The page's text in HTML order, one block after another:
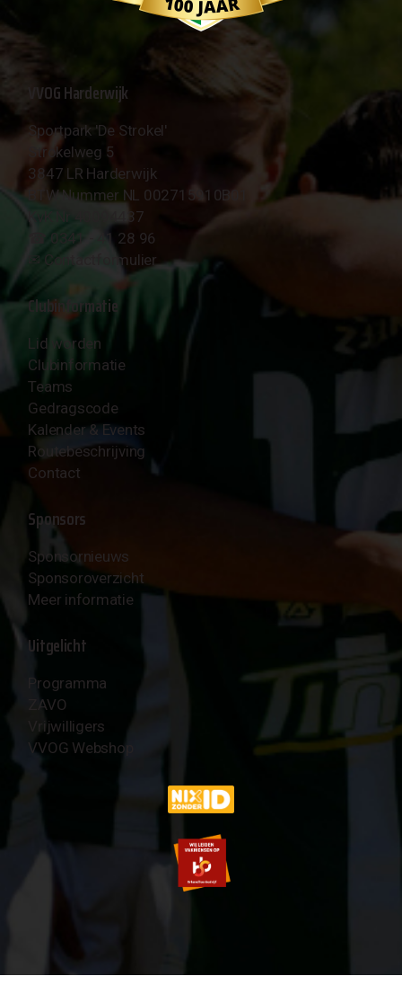
VVOG Harderwijk
Sportpark 'De Strokel'
Strokelweg 5
3847 LR Harderwijk
BTW Nummer NL 002715910B01
KvK Nr 40094437
☎︎ 0341 - 41 28 96
✉︎ Contactformulier
Clubinformatie
Lid worden
Clubinformatie
Teams
Gedragscode
Kalender & Events
Routebeschrijving
Contact
Sponsors
Sponsornieuws
Sponsoroverzicht
Meer informatie
Uitgelicht
Programma
ZAVO
Vrijwilligers
VVOG Webshop